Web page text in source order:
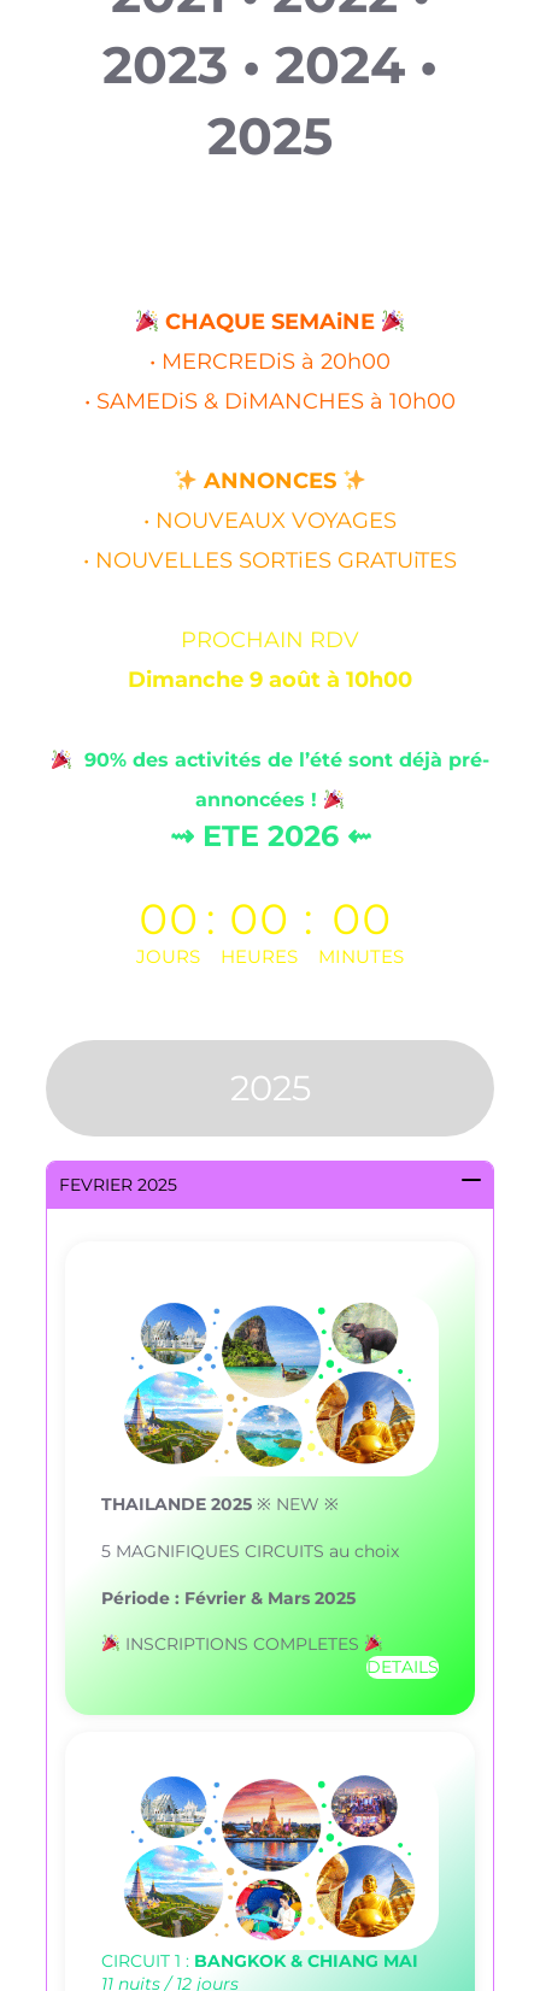
2023 • 2024 •
2025
CHAQUE SEMAiNE
• MERCREDiS à 20h00
• SAMEDiS & DiMANCHES à 10h00
ANNONCES
• NOUVEAUX VOYAGES
• NOUVELLES SORTiES GRATUiTES
PROCHAIN RDV
Dimanche 9 août à 10h00
90% des activités de l’été sont déjà pré-
annoncées !
⇝ ETE 2026 ⇜
00
JOURS
: 00
HEURES
: 00
MINUTES
2025
FEVRIER 2025
THAILANDE 2025 ※ NEW ※
5 MAGNIFIQUES CIRCUITS au choix
Période : Février & Mars 2025
INSCRIPTIONS COMPLETES
DETAILS
CIRCUIT 1 : BANGKOK & CHIANG MAI
11 nuits / 12 jours